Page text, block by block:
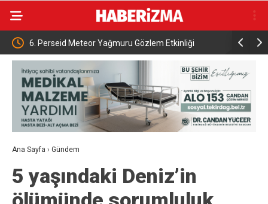
Etkinliği
buluşturacak
Rusya’dan Kiev bölgesine saldırı: 1’i çocuk 3 ölü
Ana Sayfa › Gündem
5 yaşındaki Deniz’in